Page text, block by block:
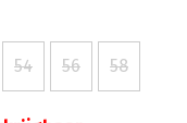
54 56 58